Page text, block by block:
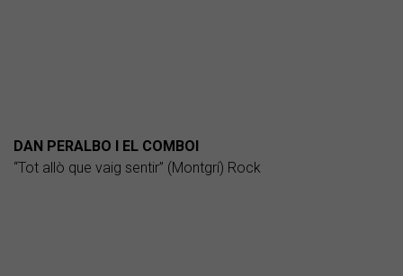
DAN PERALBO I EL COMBOI
“Tot allò que vaig sentir” (Montgrí) Rock